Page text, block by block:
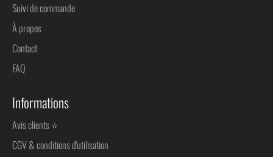
Suivi de commande
À propos
Contact
FAQ
Informations
Avis clients ⭐
CGV & conditions d'utilisation